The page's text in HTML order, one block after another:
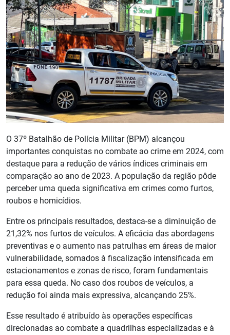
O 37º Batalhão de Polícia Militar (BPM) alcançou
importantes conquistas no combate ao crime em 2024, com
destaque para a redução de vários índices criminais em
comparação ao ano de 2023. A população da região pôde
perceber uma queda significativa em crimes como furtos,
roubos e homicídios.
Entre os principais resultados, destaca-se a diminuição de
21,32% nos furtos de veículos. A eficácia das abordagens
preventivas e o aumento nas patrulhas em áreas de maior
vulnerabilidade, somados à fiscalização intensificada em
estacionamentos e zonas de risco, foram fundamentais
para essa queda. No caso dos roubos de veículos, a
redução foi ainda mais expressiva, alcançando 25%.
Esse resultado é atribuído às operações específicas
direcionadas ao combate a quadrilhas especializadas e à